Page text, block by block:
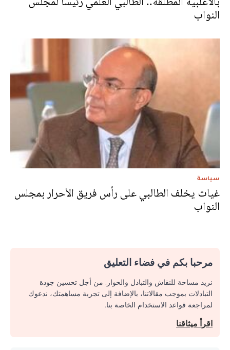
النواب
سياسة
غياث يخلف الطالبي على رأس فريق الأحرار بمجلس
النواب
مرحبا بكم في فضاء التعليق
نريد مساحة للنقاش والتبادل والحوار. من أجل تحسين جودة
التبادلات بموجب مقالاتنا، بالإضافة إلى تجربة مساهمتك، ندعوك
لمراجعة قواعد الاستخدام الخاصة بنا.
اقرأ ميثاقنا